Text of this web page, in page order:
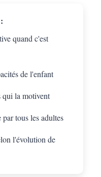
quand c'est
de l'enfant
qui la motivent
tous les adultes
l'évolution de